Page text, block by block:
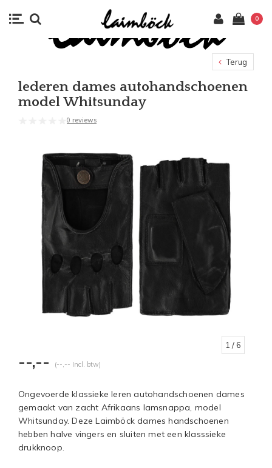
0
Terug
lederen dames autohandschoenen
model Whitsunday
0 reviews
1 / 6
--,-- (--,-- Incl. btw)
Ongevoerde klassieke leren autohandschoenen dames
gemaakt van zacht Afrikaans lamsnappa, model
Whitsunday. Deze Laimböck dames handschoenen
hebben halve vingers en sluiten met een klasssieke
drukknoop.